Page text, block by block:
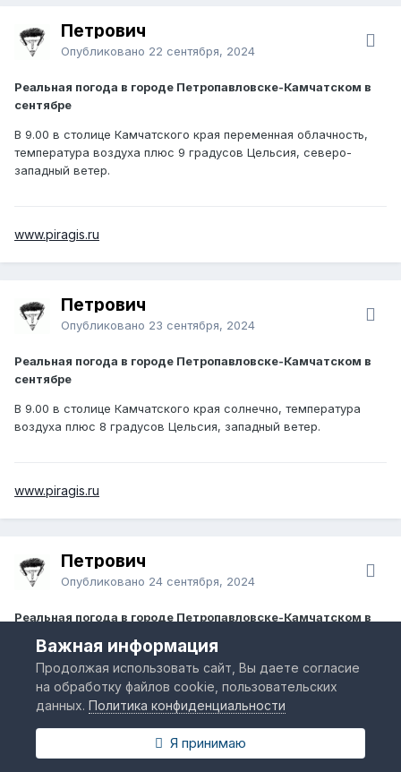
Петрович
Опубликовано 22 сентября, 2024
Реальная погода в городе Петропавловске-Камчатском в
сентябре
В 9.00 в столице Камчатского края переменная облачность,
температура воздуха плюс 9 градусов Цельсия, северо-
западный ветер.
www.piragis.ru
Петрович
Опубликовано 23 сентября, 2024
Реальная погода в городе Петропавловске-Камчатском в
сентябре
В 9.00 в столице Камчатского края солнечно, температура
воздуха плюс 8 градусов Цельсия, западный ветер.
www.piragis.ru
Петрович
Опубликовано 24 сентября, 2024
Реальная погода в городе Петропавловске-Камчатском в
В 9.00 в столице Камчатского края облачно, температура
воздуха плюс 9 градусов Цельсия, северо-западный ветер.
Важная информация
Продолжая использовать сайт, Вы даете согласие
на обработку файлов cookie, пользовательских
данных.Политика конфиденциальности
Я принимаю